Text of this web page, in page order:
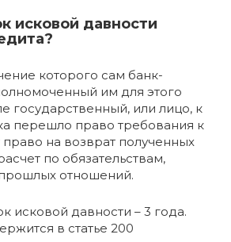
исковой давности
которого сам банк-
им для этого
государственный, или лицо, к
перешло право требования к
на возврат полученных
по обязательствам,
отношений.
исковой давности – 3 года.
в статье 200